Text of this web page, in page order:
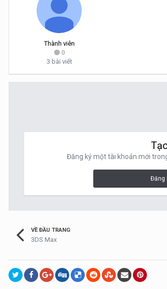
Thành viên
0
3 bài viết
Đăng ký một tài khoản mới
Đăng
VỀ ĐẦU TRANG
3DS Max